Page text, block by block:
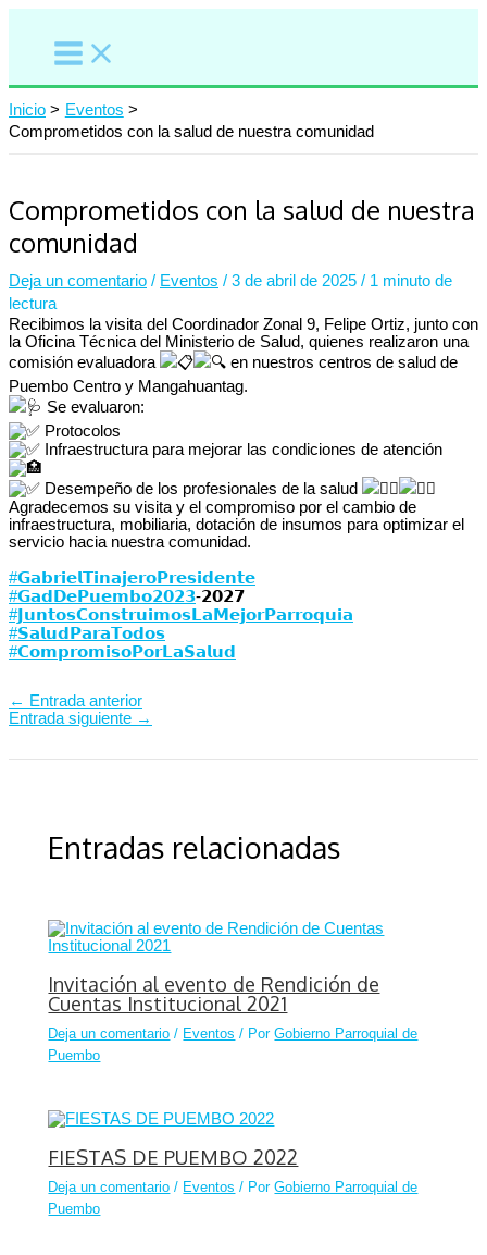
contenido
Inicio
Eventos
Comprometidos con la salud de nuestra comunidad
Comprometidos con la salud de nuestra
comunidad
Deja un comentario / Eventos / 3 de abril de 2025 / 1 minuto de
lectura
Recibimos la visita del Coordinador Zonal 9, Felipe Ortiz, junto con
la Oficina Técnica del Ministerio de Salud, quienes realizaron una
comisión evaluadora
en nuestros centros de salud de
Puembo Centro y Mangahuantag.
Se evaluaron:
Protocolos
Infraestructura para mejorar las condiciones de atención
Desempeño de los profesionales de la salud
Agradecemos su visita y el compromiso por el cambio de
infraestructura, mobiliaria, dotación de insumos para optimizar el
servicio hacia nuestra comunidad.
#𝗚𝗮𝗯𝗿𝗶𝗲𝗹𝗧𝗶𝗻𝗮𝗷𝗲𝗿𝗼𝗣𝗿𝗲𝘀𝗶𝗱𝗲𝗻𝘁𝗲
#𝗚𝗮𝗱𝗗𝗲𝗣𝘂𝗲𝗺𝗯𝗼𝟮𝟬𝟮𝟯-𝟮𝟬𝟮𝟳⁣⁣⁣⁣⁣
#𝗝𝘂𝗻𝘁𝗼𝘀𝗖𝗼𝗻𝘀𝘁𝗿𝘂𝗶𝗺𝗼𝘀𝗟𝗮𝗠𝗲𝗷𝗼𝗿𝗣𝗮𝗿𝗿𝗼𝗾𝘂𝗶𝗮
#𝗦𝗮𝗹𝘂𝗱𝗣𝗮𝗿𝗮𝗧𝗼𝗱𝗼𝘀
#𝗖𝗼𝗺𝗽𝗿𝗼𝗺𝗶𝘀𝗼𝗣𝗼𝗿𝗟𝗮𝗦𝗮𝗹𝘂𝗱
← Entrada anterior
Entrada siguiente →
Entradas relacionadas
Invitación al evento de Rendición de
Cuentas Institucional 2021
Deja un comentario / Eventos / PorGobierno Parroquial de
Puembo
FIESTAS DE PUEMBO 2022
Deja un comentario / Eventos / PorGobierno Parroquial de
Puembo